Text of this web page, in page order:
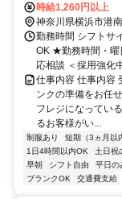
時給1,260円以上
神奈川県横浜市港
勤務時間 シフトサ
OK ★勤務時間・曜
応相談 ＜採用強化
仕事内容 仕事内容
ンクの準備をお任
フレジになってい
るお客様がい...
制服あり 短期（3ヵ月以
1日4時間以内OK
土日祝
早朝
シフト自由 平日の
ブランクOK
交通費支給